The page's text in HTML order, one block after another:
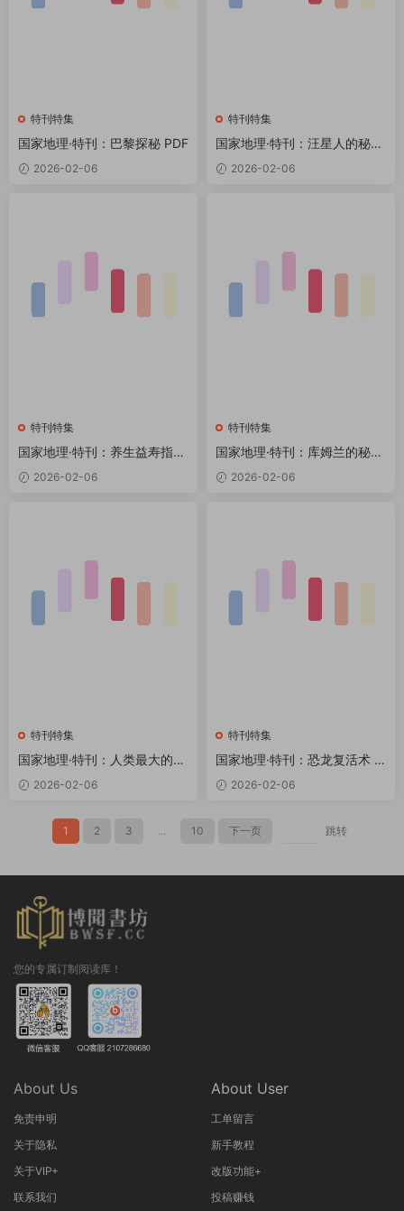
特刊特集
国家地理·特刊：巴黎探秘 PDF
2026-02-06
特刊特集
国家地理·特刊：汪星人的秘密
生活 PDF
2026-02-06
特刊特集
国家地理·特刊：养生益寿指南
PDF2026-02-06
特刊特集
国家地理·特刊：库姆兰的秘密
—死海古卷的惊人发现 PDF
2026-02-06
特刊特集
国家地理·特刊：人类最大的谜
团 PDF
2026-02-06
特刊特集
国家地理·特刊：恐龙复活术 P
DF 2026-02-06
1 2 3 ... 10 下一页 跳转
您的专属订制阅读库！
About Us
免责申明
关于隐私
关于VIP+
联系我们
About User
工单留言
新手教程
改版功能+
投稿赚钱